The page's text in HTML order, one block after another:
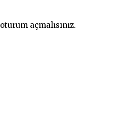
oturum açmalısınız.